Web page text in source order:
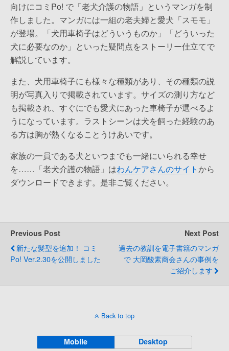
向けにコミPo! で「老犬介護の物語」というマンガを制
作しました。マンガには一組の老夫婦と愛犬「スモモ」
が登場。「犬用車椅子はどういうものか」「どういった
犬に必要なのか」といった疑問点をストーリー仕立てで
解説しています。
また、犬用車椅子にも様々な種類があり、その種類の説
明が写真入りで掲載されています。サイズの測り方など
も掲載され、すぐにでも愛犬にあった車椅子が選べるよ
うになっています。ラストシーンは犬を飼った経験のあ
る方は胸が熱くなることうけあいです。
家族の一員である犬といつまでも一緒にいられる幸せ
を……「老犬介護の物語」はわんケアさんのサイトから
ダウンロードできます。是非ご覧ください。
Previous Post
新たな髪型を追加！ コミ
Po! Ver.2.30を公開しました
Next Post
過去の教訓を電子書籍のマンガ
で 大岡酸素商会さんの事例を
ご紹介します
Back to top
Mobile Desktop